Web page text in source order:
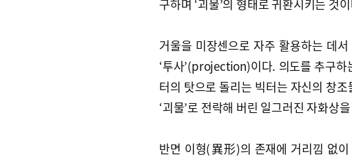
구하며 ‘괴물’의 형태로 귀환시키는 것
거울을 미장센으로 자주 활용하는 데
‘투사’(projection)이다. 의도를 추구
터의 탓으로 돌리는 빅터는 자신의 창
‘괴물’로 전락해 버린 일그러진 자화상
반면 이형(異形)의 존재에 거리낌 없